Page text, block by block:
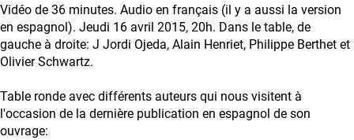
Vidéo de 36 minutes. Audio en français (il y a aussi la version
en espagnol). Jeudi 16 avril 2015, 20h. Dans le table, de
gauche à droite: J Jordi Ojeda, Alain Henriet, Philippe Berthet et
Olivier Schwartz.
Table ronde avec différents auteurs qui nous visitent à
l'occasion de la dernière publication en espagnol de son
ouvrage: